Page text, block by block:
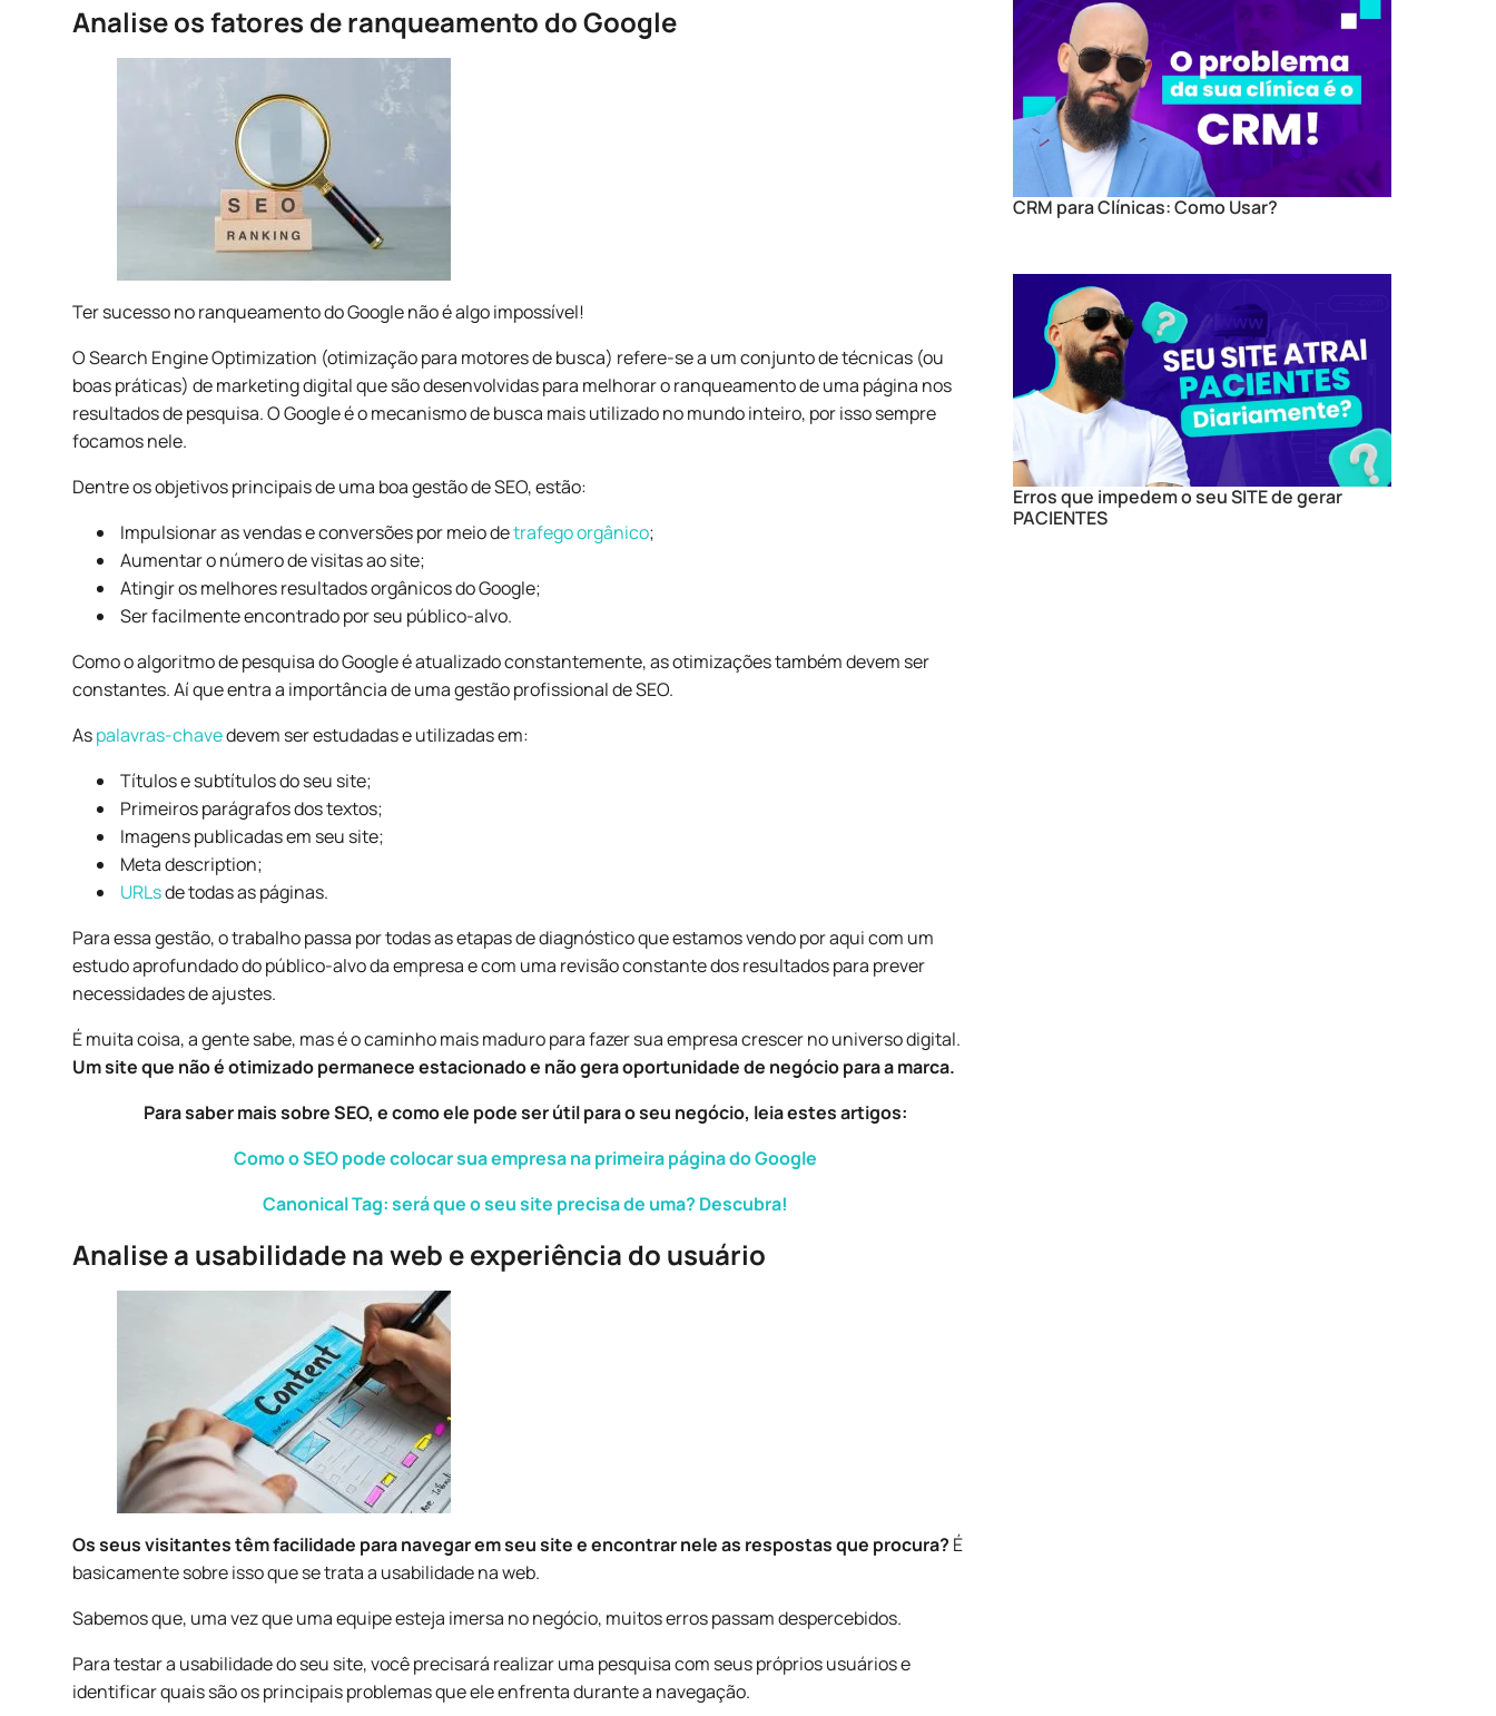
Analise os fatores de ranqueamento do Google
Ter sucesso no ranqueamento do Google não é algo impossível!
O Search Engine Optimization (otimização para motores de busca) refere-se a um conjunto de técnicas (ou
boas práticas) de marketing digital que são desenvolvidas para melhorar o ranqueamento de uma página nos
resultados de pesquisa. O Google é o mecanismo de busca mais utilizado no mundo inteiro, por isso sempre
focamos nele.
Dentre os objetivos principais de uma boa gestão de SEO, estão:
Impulsionar as vendas e conversões por meio detrafego orgânico;
Aumentar o número de visitas ao site;
Atingir os melhores resultados orgânicos do Google;
Ser facilmente encontrado por seu público-alvo.
Como o algoritmo de pesquisa do Google é atualizado constantemente, as otimizações também devem ser
constantes. Aí que entra a importância de uma gestão profissional de SEO.
Aspalavras-chavedevem ser estudadas e utilizadas em:
Títulos e subtítulos do seu site;
Primeiros parágrafos dos textos;
Imagens publicadas em seu site;
Meta description;
URLsde todas as páginas.
Para essa gestão, o trabalho passa por todas as etapas de diagnóstico que estamos vendo por aqui com um
estudo aprofundado do público-alvo da empresa e com uma revisão constante dos resultados para prever
necessidades de ajustes.
É muita coisa, a gente sabe, mas é o caminho mais maduro para fazer sua empresa crescer no universo digital.
Um site que não é otimizado permanece estacionado e não gera oportunidade de negócio para a marca.
Para saber mais sobre SEO, e como ele pode ser útil para o seu negócio, leia estes artigos:
Como o SEO pode colocar sua empresa na primeira página do Google
Canonical Tag: será que o seu site precisa de uma? Descubra!
Analise a usabilidade na web e experiência do usuário
Os seus visitantes têm facilidade para navegar em seu site e encontrar nele as respostas que procura? É
basicamente sobre isso que se trata a usabilidade na web.
Sabemos que, uma vez que uma equipe esteja imersa no negócio, muitos erros passam despercebidos.
Para testar a usabilidade do seu site, você precisará realizar uma pesquisa com seus próprios usuários e
identificar quais são os principais problemas que ele enfrenta durante a navegação.
CRM para Clínicas: Como Usar?
Erros que impedem o seu SITE de gerar
PACIENTES